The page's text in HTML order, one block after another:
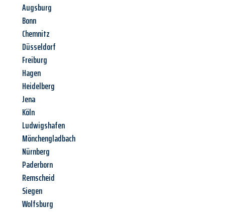
Augsburg
Bonn
Chemnitz
Düsseldorf
Freiburg
Hagen
Heidelberg
Jena
Köln
Ludwigshafen
Mönchengladbach
Nürnberg
Paderborn
Remscheid
Siegen
Wolfsburg